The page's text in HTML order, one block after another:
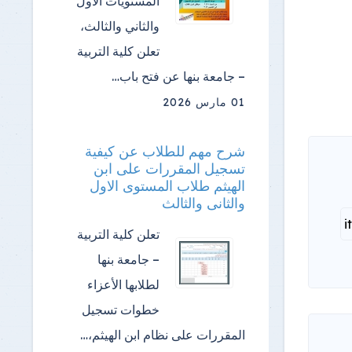
والثاني والثالث،
تعلن كلية التربية
– جامعة بنها عن فتح باب…
01 مارس 2026
شرح مهم للطلاب عن كيفية
تسجيل المقررات على ابن
الهيثم طلاب المستوى الاول
والثانى والثالث
تعلن كلية التربية
– جامعة بنها
لطلابها الأعزاء
خطوات تسجيل
المقررات على نظام ابن الهيثم،…